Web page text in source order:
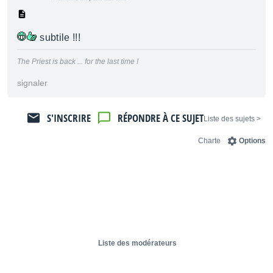
subtile !!!
The Priest is back ... for the last time !
signaler
< Liste des sujets
RÉPONDRE À CE SUJET
S'INSCRIRE
Options
Charte
Liste des modérateurs